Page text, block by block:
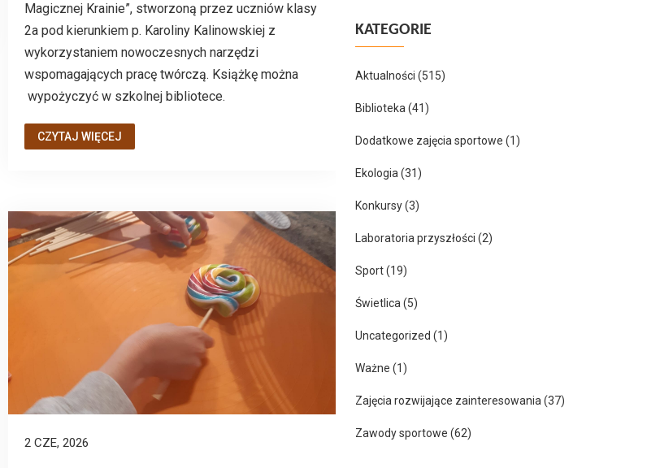
Magicznej Krainie”, stworzoną przez uczniów klasy
2a pod kierunkiem p. Karoliny Kalinowskiej z
wykorzystaniem nowoczesnych narzędzi
wspomagających pracę twórczą. Książkę można
wypożyczyć w szkolnej bibliotece.
CZYTAJ WIĘCEJ
2 CZE, 2026
KATEGORIE
Aktualności (515)
Biblioteka (41)
Dodatkowe zajęcia sportowe (1)
Ekologia (31)
Konkursy(3)
Laboratoria przyszłości (2)
Sport(19)
Świetlica (5)
Uncategorized (1)
Ważne (1)
Zajęcia rozwijające zainteresowania (37)
Zawody sportowe (62)